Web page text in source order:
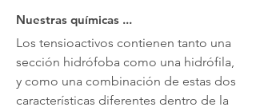
Nuestras químicas ...
Los tensioactivos contienen tanto una
sección hidrófoba como una hidrófila,
y como una combinación de estas dos
características diferentes dentro de la